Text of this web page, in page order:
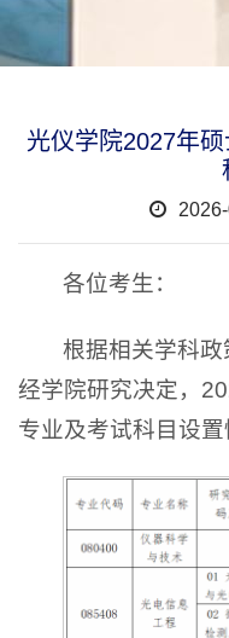
光仪学院2027年
各位考生：
根据相关学科政
经学院研究决定，
专业及考试科目设置